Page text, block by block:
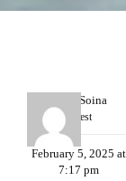
ThomasSoina
Guest
February 5, 2025 at
7:17 pm